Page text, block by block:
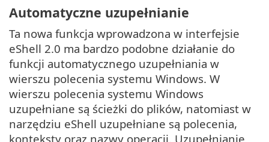
Automatyczne uzupełnianie
Ta nowa funkcja wprowadzona w interfejsie
eShell 2.0 ma bardzo podobne działanie do
funkcji automatycznego uzupełniania w
wierszu polecenia systemu Windows. W
wierszu polecenia systemu Windows
uzupełniane są ścieżki do plików, natomiast w
narzędziu eShell uzupełniane są polecenia,
konteksty oraz nazwy operacji. Uzupełnianie